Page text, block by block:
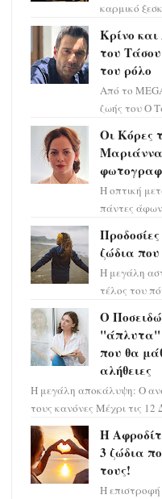
καρμικό
Κρίνο
του Τάσου
του ρόλο
Από το
ζωής του Ο
επιτυχίας
Οι Κόρες
Μαριάννα
Η οπτική
πάντες
πρέπει
ζώδια
Η μεγάλη
τέλος του
πάρετε μια
Ο
"άπλυτα"
που θα
αλήθειες
Η μεγάλη αποκάλυψη: Ο
τους κανόνες Μέχρι τις 12
σκηνικό θυμίζει ταινία
Η
3 ζώδια
τους!
Η